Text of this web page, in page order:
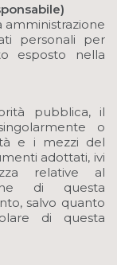
amministrazione
personali per
esposto nella
pubblica, il
o
e i mezzi del
adottati, ivi
relative al
di questa
salvo quanto
di questa